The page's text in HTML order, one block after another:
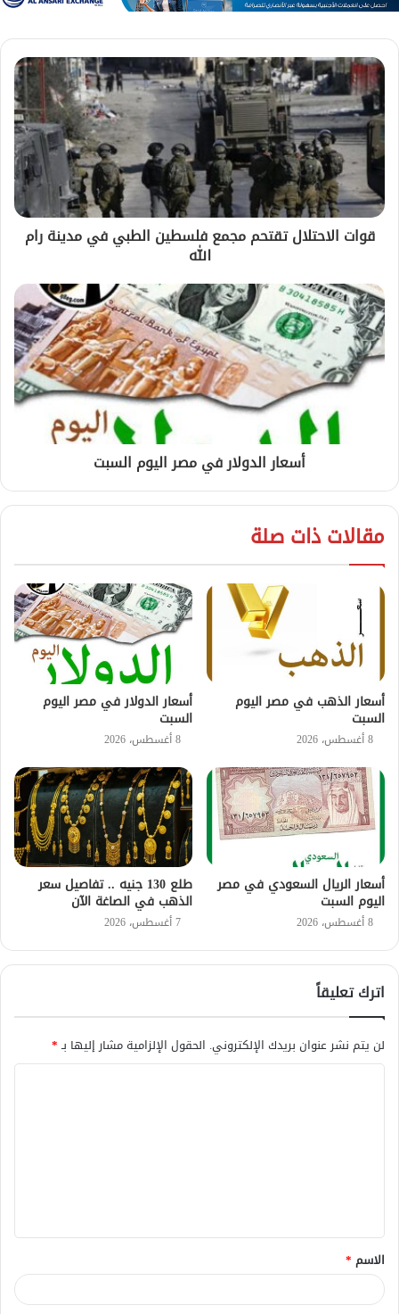
قوات الاحتلال تقتحم مجمع فلسطين الطبي في مدينة رام
الله
أسعار الدولار في مصر اليوم السبت
مقالات ذات صلة
أسعار الذهب في مصر اليوم
السبت
8 أغسطس، 2026
أسعار الدولار في مصر اليوم
السبت
8 أغسطس، 2026
أسعار الريال السعودي في مصر
اليوم السبت
8 أغسطس، 2026
طلع 130 جنيه .. تفاصيل سعر
الذهب في الصاغة الآن
7 أغسطس، 2026
اترك تعليقاً
لن يتم نشر عنوان بريدك الإلكتروني. الحقول الإلزامية مشار إليها بـ*
ق
*
الاسم *